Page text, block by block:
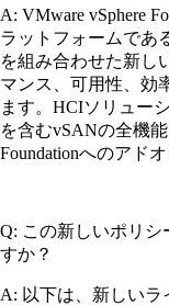
A: VMware vSphere
ラットフォームであ
を組み合わせた新し
マンス、可用性、効
ます。HCIソリュー
を含むvSANの全機
Foundationへのアド
Q: この新しいポリ
すか？
A: 以下は、新しい